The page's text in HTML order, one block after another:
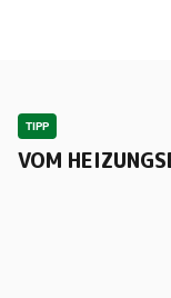
TIPP
VOM